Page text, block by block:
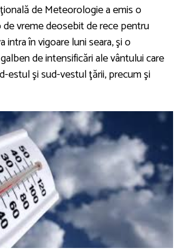
de Meteorologie a emis o
vreme deosebit de rece pentru
intra în vigoare luni seara, şi o
de intensificări ale vântului care
estul şi sud-vestul ţării, precum şi